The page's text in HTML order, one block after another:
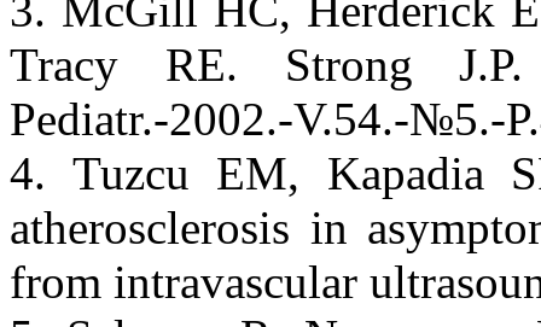
Tracy RE. Strong
Pediatr.-2002.-V.54.-№5.-
4. Tuzcu EM, Kapadia
atherosclerosis in
from intravascular